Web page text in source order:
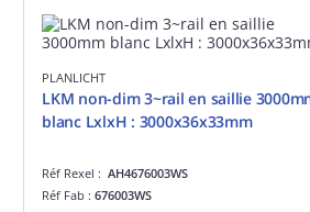
PLANLICHT
LKM non-dim 3~rail en saillie
blanc LxlxH : 3000x36x33mm
Réf Rexel : AH4676003WS
Réf Fab : 676003WS